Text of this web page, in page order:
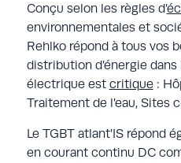
Conçu selon les règles d’
environnementales et
Rehlko répond à tous vos
distribution d’énergie
électrique est critique:
Traitement de l’eau, Sites
Le TGBT atlant’IS répond
en courant continu DC